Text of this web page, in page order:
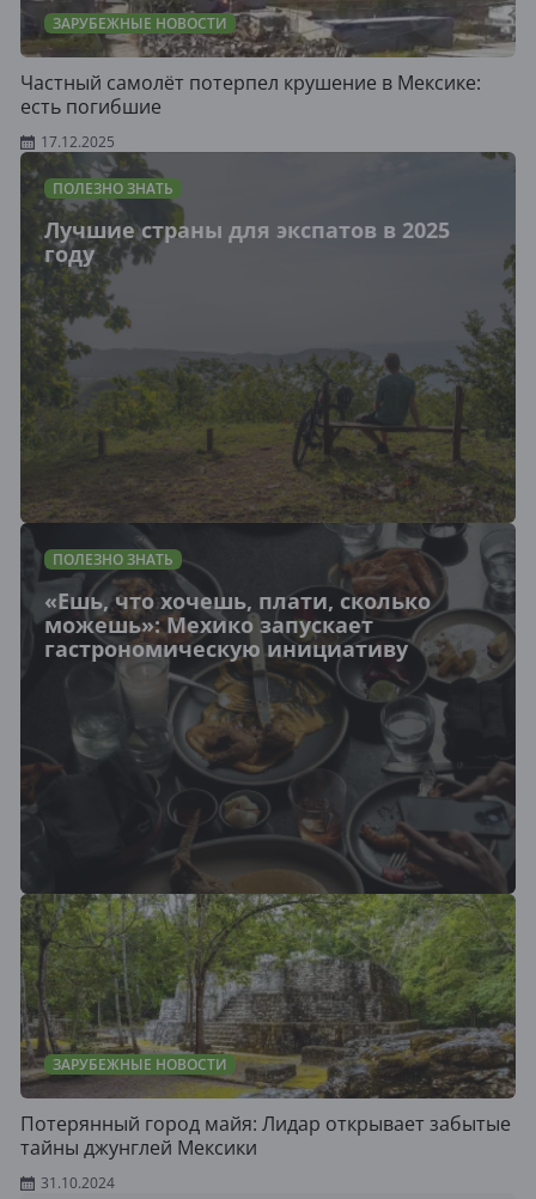
ЗАРУБЕЖНЫЕ НОВОСТИ
Частный самолёт потерпел крушение в Мексике:
есть погибшие
17.12.2025
ПОЛЕЗНО ЗНАТЬ
Лучшие страны для экспатов в 2025
году
ПОЛЕЗНО ЗНАТЬ
«Ешь, что хочешь, плати, сколько
можешь»: Мехико запускает
гастрономическую инициативу
ЗАРУБЕЖНЫЕ НОВОСТИ
Потерянный город майя: Лидар открывает забытые
тайны джунглей Мексики
31.10.2024